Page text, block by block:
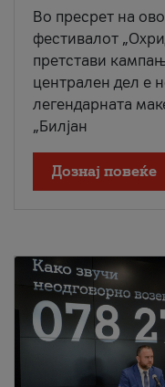
Во пресрет на
фестивалот
претстави
централен дел е
легендарната
„Билјан
Дознај повеќе